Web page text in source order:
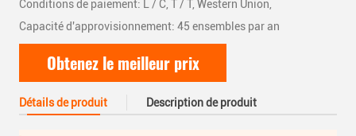
Conditions de paiement: L / C, T / T, Western Union,
Capacité d'approvisionnement: 45 ensembles par an
Obtenez le meilleur prix
Détails de produit Description de produit